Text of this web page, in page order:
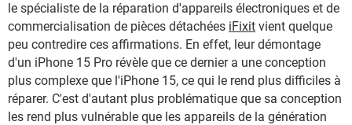
le spécialiste de la réparation d'appareils électroniques et de
commercialisation de pièces détachées iFixit vient quelque
peu contredire ces affirmations. En effet, leur démontage
d'un iPhone 15 Pro révèle que ce dernier a une conception
plus complexe que l'iPhone 15, ce qui le rend plus difficiles à
réparer. C'est d'autant plus problématique que sa conception
les rend plus vulnérable que les appareils de la génération